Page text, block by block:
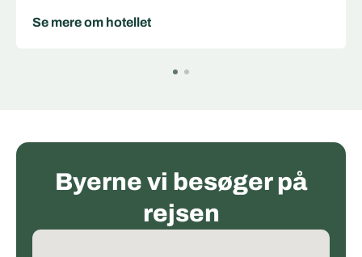
Se mere om hotellet
Byerne vi besøger på
rejsen